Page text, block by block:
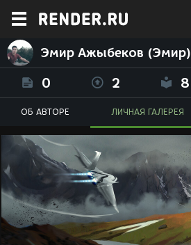
Эмир Ажыбеков (Эмир)
0 2 8
ОБ АВТОРЕ ЛИЧНАЯ ГАЛЕРЕЯ